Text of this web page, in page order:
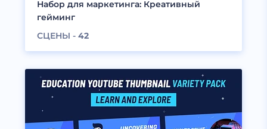
Набор для маркетинга: Креативный
гейминг
СЦЕНЫ - 42